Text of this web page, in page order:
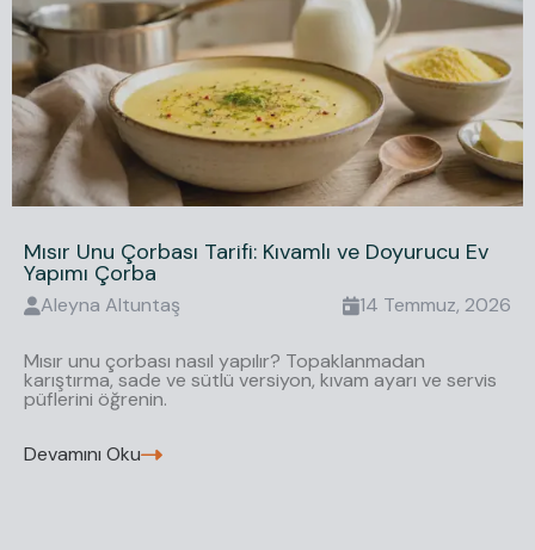
Mısır Unu Çorbası Tarifi: Kıvamlı ve Doyurucu Ev
Yapımı Çorba
Aleyna Altuntaş 14 Temmuz, 2026
Mısır unu çorbası nasıl yapılır? Topaklanmadan
karıştırma, sade ve sütlü versiyon, kıvam ayarı ve servis
püflerini öğrenin.
Devamını Oku